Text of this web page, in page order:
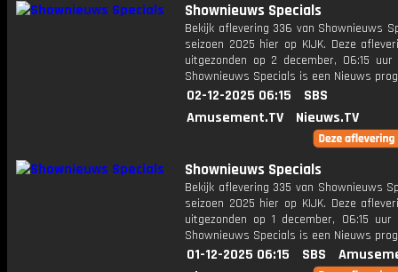
Shownieuws Specials
Bekijk aflevering 336 van Shownieuws
seizoen 2025 hier op KIJK. Deze
uitgezonden op 2 december, 06:15 uur
Shownieuws Specials is een Nieuws
02-12-2025 06:15
SBS
Amusement.TV
Nieuws.TV
Shownieuws Specials
Bekijk aflevering 335 van Shownieuws
seizoen 2025 hier op KIJK. Deze
uitgezonden op 1 december, 06:15 uur
Shownieuws Specials is een Nieuws
01-12-2025 06:15 SBS